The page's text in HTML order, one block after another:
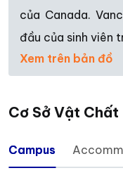
của Canada.
đầu của sinh viên
Xem trên bản đồ
Cơ Sở Vật Chất
Campus